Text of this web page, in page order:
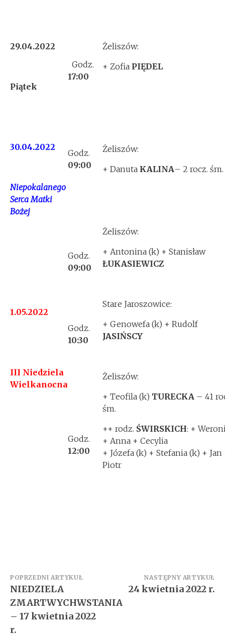
29.04.2022
Piątek
Godz.
17:00
Żeliszów:
+ Zofia PIĘDEL
30.04.2022
Niepokalanego
Serca Matki
Bożej
Godz.
09:00
Żeliszów:
+ Danuta KALINA– 2 rocz. śm.
1.05.2022
III Niedziela
Wielkanocna
Godz.
09:00
Żeliszów:
+ Antonina (k) + Stanisław
ŁUKASIEWICZ
Godz.
10:30
Stare Jaroszowice:
+ Genowefa (k) + Rudolf
JASIŃSCY
Godz.
12:00
Żeliszów:
+ Teofila (k) TURECKA – 41
śm.
++ rodz. ŚWIRSKICH: +
+ Anna + Cecylia
+ Józefa (k) + Stefania (k) + Jan
Piotr
Zobacz
wpisy
POPRZEDNI ARTYKUŁ
NIEDZIELA
ZMARTWYCHWSTANIA
– 17 kwietnia 2022
r.
NASTĘPNY ARTYKUŁ
24 kwietnia 2022 r.